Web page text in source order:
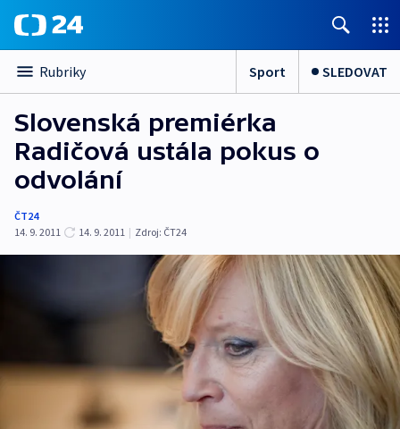
Rubriky Sport SLEDOVAT
Slovenská premiérka
Radičová ustála pokus o
odvolání
ČT24
14. 9. 2011
14. 9. 2011 | Zdroj: ČT24